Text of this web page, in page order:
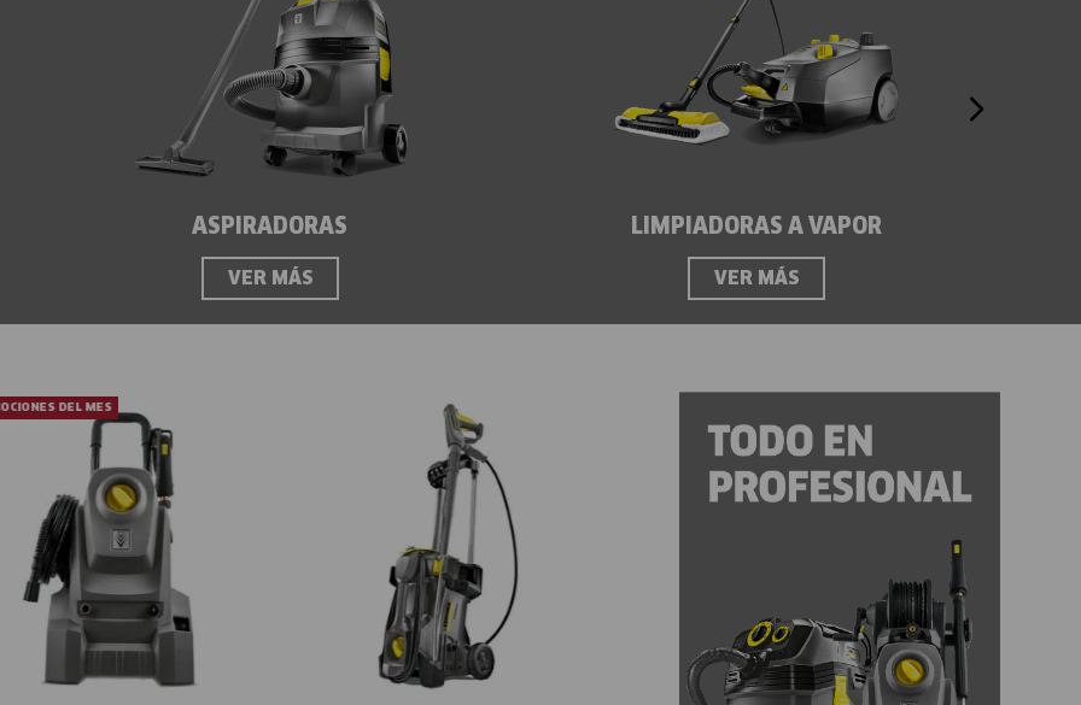
ASPIRADORAS
VER MÁS
LIMPIADORAS A VAPOR
VER MÁS
DEL MES
Vista rápida Vista rápida